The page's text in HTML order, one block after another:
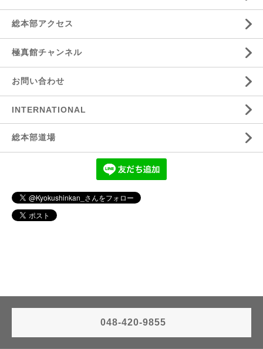
総本部アクセス
極真館チャンネル
お問い合わせ
INTERNATIONAL
総本部道場
048-420-9855